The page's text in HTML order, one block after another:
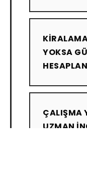
YOKSA
ÇALIŞMA
UZMAN